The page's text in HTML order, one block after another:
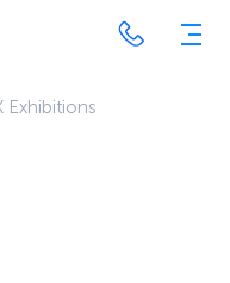
Exhibitions